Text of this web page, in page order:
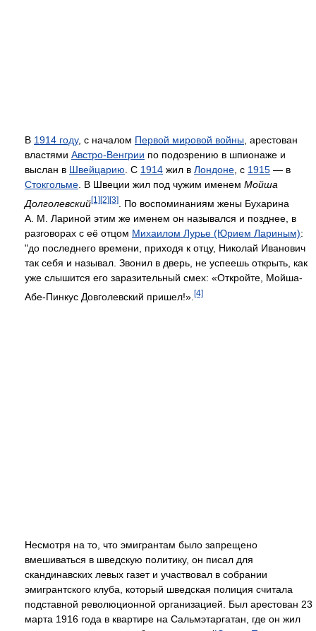
В 1914 году, с началом Первой мировой войны, арестован
властями Австро-Венгрии по подозрению в шпионаже и
выслан в Швейцарию. С 1914 жил в Лондоне, с 1915 — в
Стокгольме. В Швеции жил под чужим именем Мойша
Долголевский[1] [2] [3]
. По воспоминаниям жены Бухарина
А. М. Лариной этим же именем он назывался и позднее, в
разговорах с её отцом Михаилом Лурье (Юрием Лариным):
"до последнего времени, приходя к отцу, Николай Иванович
так себя и называл. Звонил в дверь, не успеешь открыть, как
уже слышится его заразительный смех: «Откройте, Мойша-
Абе-Пинкус Довголевский пришел!». [4]
Несмотря на то, что эмигрантам было запрещено
вмешиваться в шведскую политику, он писал для
скандинавских левых газет и участвовал в собрании
эмигрантского клуба, который шведская полиция считала
подставной революционной организацией. Был арестован 23
марта 1916 года в квартире на Сальмэтаргатан, где он жил